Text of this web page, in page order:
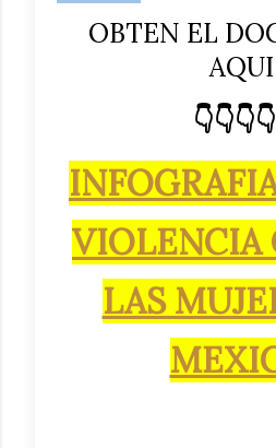
OBTEN EL
AQUI
VIOLENCIA
LAS